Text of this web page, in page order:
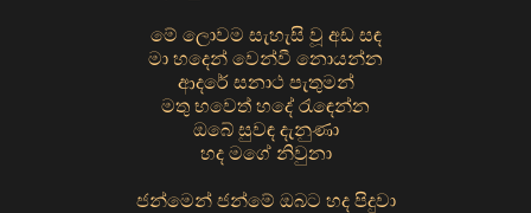
මේ ලොවම සැහැසි වූ අඩ සඳ
මා හදෙන් වෙන්වී නොයන්න
ආදරේ සනාථ පැතුමන්
මතු භවෙත් හදේ රැඳෙන්න
ඔබේ සුවඳ දැනුණා
හද මගේ නිවුනා
ජන්මෙන් ජන්මේ ඔබට හද පිදුවා